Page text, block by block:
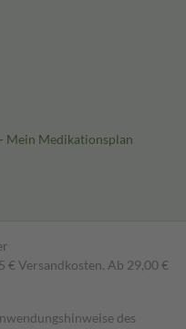
Mein Medikationsplan
Versandkosten. Ab 29,00 €
des